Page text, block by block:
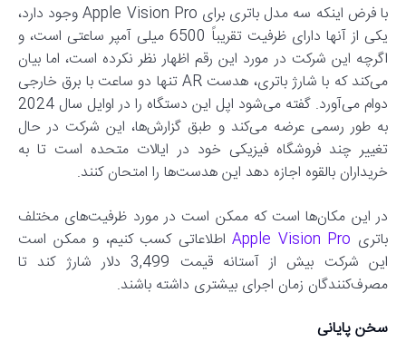
با فرض اینکه سه مدل باتری برای Apple Vision Pro وجود دارد،
یکی از آنها دارای ظرفیت تقریباً 6500 میلی آمپر ساعتی است، و
اگرچه این شرکت در مورد این رقم اظهار نظر نکرده است، اما بیان
می‌کند که با شارژ باتری، هدست AR تنها دو ساعت با برق خارجی
دوام می‌آورد. گفته می‌شود اپل این دستگاه را در اوایل سال 2024
به طور رسمی عرضه می‌کند و طبق گزارش‌ها، این شرکت در حال
تغییر چند فروشگاه فیزیکی خود در ایالات متحده است تا به
خریداران بالقوه اجازه دهد این هدست‌ها را امتحان کنند.
در این مکان‌ها است که ممکن است در مورد ظرفیت‌های مختلف
باتری Apple Vision Proاطلاعاتی کسب کنیم، و ممکن است
این شرکت بیش از آستانه قیمت 3,499 دلار شارژ کند تا
مصرف‌کنندگان زمان اجرای بیشتری داشته باشند.
سخن پایانی